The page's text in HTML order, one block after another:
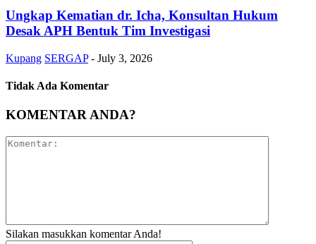
Ungkap Kematian dr. Icha, Konsultan Hukum
Desak APH Bentuk Tim Investigasi
Kupang SERGAP - July 3, 2026
Tidak Ada Komentar
KOMENTAR ANDA?
Silakan masukkan komentar Anda!